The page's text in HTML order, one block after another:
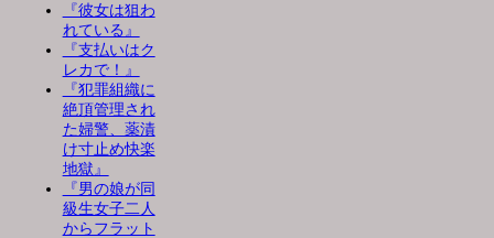
『彼女は狙わ
れている』
『支払いはク
レカで！』
『犯罪組織に
絶頂管理され
た婦警、薬漬
け寸止め快楽
地獄』
『男の娘が同
級生女子二人
からフラット